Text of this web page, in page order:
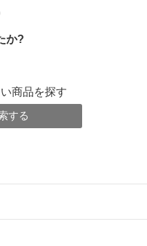
か?
商品を探す
する